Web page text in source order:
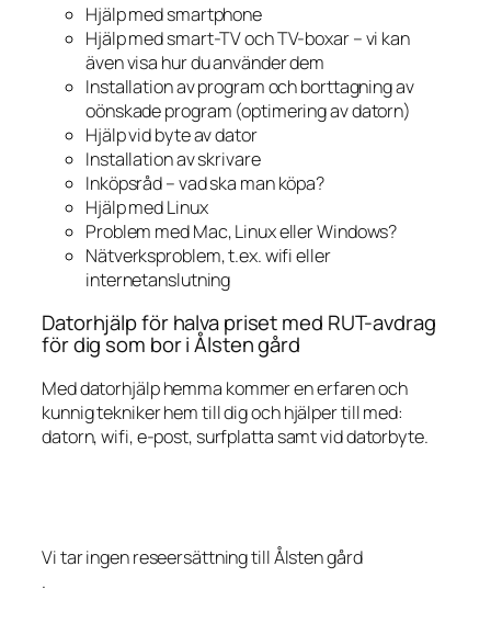
Hjälp med smartphone
Hjälp med smart-TV och TV-boxar – vi kan
även visa hur du använder dem
Installation av program och borttagning av
oönskade program (optimering av datorn)
Hjälp vid byte av dator
Installation av skrivare
Inköpsråd – vad ska man köpa?
Hjälp med Linux
Problem med Mac, Linux eller Windows?
Nätverksproblem, t.ex. wifi eller
internetanslutning
Datorhjälp för halva priset med RUT-avdrag
för dig som bor i Ålsten gård
Med datorhjälp hemma kommer en erfaren och
kunnig tekniker hem till dig och hjälper till med:
datorn, wifi, e-post, surfplatta samt vid datorbyte.
Vi tar ingen reseersättning till Ålsten gård
.